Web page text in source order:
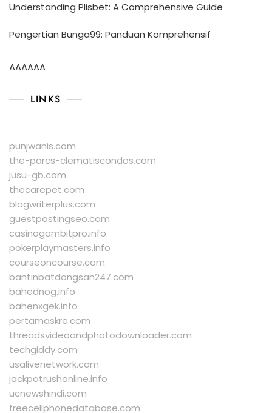
Understanding Plisbet: A Comprehensive Guide
Pengertian Bunga99: Panduan Komprehensif
AAAAAA
LINKS
punjwanis.com
the-parcs-clematiscondos.com
jusu-gb.com
thecarepet.com
blogwriterplus.com
guestpostingseo.com
casinogambitpro.info
pokerplaymasters.info
courseoncourse.com
bantinbatdongsan247.com
bahednog.info
bahenxgek.info
pertamaskre.com
threadsvideoandphotodownloader.com
techgiddy.com
usalivenetwork.com
jackpotrushonline.info
ucnewshindi.com
freecellphonedatabase.com